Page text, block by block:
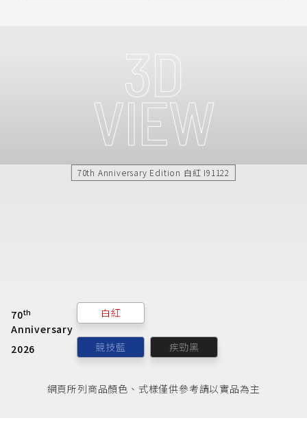
70th Anniversary Edition 白紅 I91122
70th
Anniversary
白紅
2026 競技藍 疾勁黑
網頁所列商品顏色、式樣僅供參考請以實品為主